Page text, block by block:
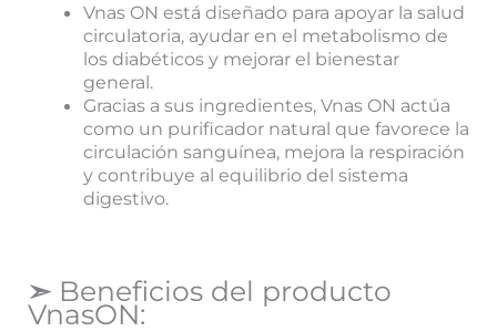
Vnas ON está diseñado para apoyar la salud
circulatoria, ayudar en el metabolismo de
los diabéticos y mejorar el bienestar
general.
Gracias a sus ingredientes, Vnas ON actúa
como un purificador natural que favorece la
circulación sanguínea, mejora la respiración
y contribuye al equilibrio del sistema
digestivo.
➣ Beneficios del producto
VnasON: